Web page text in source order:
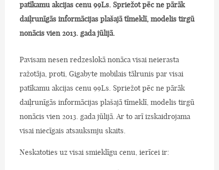
patīkamu akcijas cenu 99Ls. Spriežot pēc ne pārāk
daiļrunīgās informācijas plašajā tīmeklī, modelis tirgū
nonācis vien 2013. gada jūlijā.
Pavisam nesen redzeslokā nonāca visai neierasta
ražotāja, proti, Gigabyte mobilais tālrunis par visai
patīkamu akcijas cenu 99Ls. Spriežot pēc ne pārāk
daiļrunīgās informācijas plašajā tīmeklī, modelis tirgū
nonācis vien 2013. gada jūlijā. Ar to arī izskaidrojama
visai niecīgais atsauksmju skaits.
Neskatoties uz visai smieklīgu cenu, ierīcei ir: